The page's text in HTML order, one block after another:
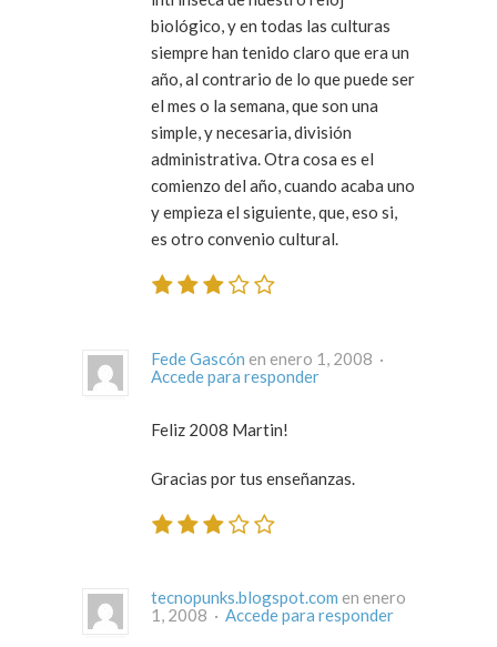
biológico, y en todas las culturas
siempre han tenido claro que era un
año, al contrario de lo que puede ser
el mes o la semana, que son una
simple, y necesaria, división
administrativa. Otra cosa es el
comienzo del año, cuando acaba uno
y empieza el siguiente, que, eso si,
es otro convenio cultural.
Fede Gascón
en enero 1, 2008 ·
Accede para responder
Feliz 2008 Martin!
Gracias por tus enseñanzas.
tecnopunks.blogspot.com en enero
1, 2008 · Accede para responder